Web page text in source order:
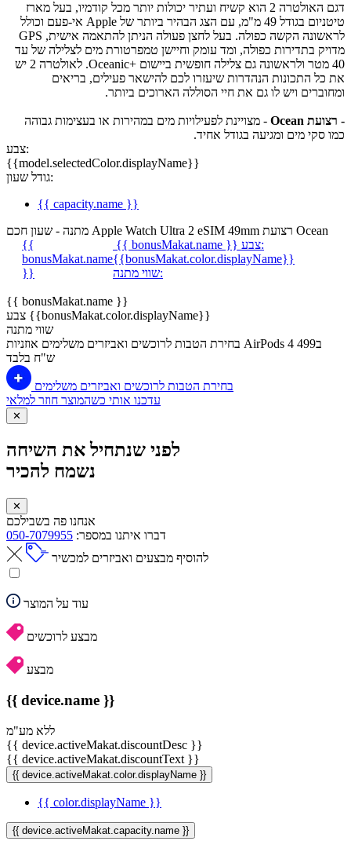
דגם האולטרה 2 הוא קשיח ועתיר יכולות יותר מכל קודמיו, בעל מארז
טיטניום בגודל 49 מ"מ, עם הצג הבהיר ביותר של Apple אי-פעם וכולל
לראשונה הקשה כפולה. בעל לחצן פעולה הניתן להתאמה אישית, GPS
מדויק בתדירות כפולה, ומד עומק וחיישן טמפרטורת מים לצלילה של עד
40 מטר ולראשונה גם צלילה חופשית ביישום +Oceanic. לאולטרה 2 יש
את כל התכונות הנהדרות שיעזרו לכם להישאר פעילים, בריאים
ומחוברים ויש לו גם את חיי הסוללה הארוכים ביותר.
- רצועת Ocean
- מצויינת לפעילויות מים במהירות או בעצימות גבוהה
כמו סקי מים ומגיעה בגודל אחיד.
צבע:
{{model.selectedColor.displayName}}
גודל שעון:
{{ capacity.name }}
מתנה - שעון חכם Apple Watch Ultra 2 eSIM 49mm רצועת Ocean
{{
bonusMakat.name
}}
{{ bonusMakat.name }}
צבע:
{{bonusMakat.color.displayName}}
שווי מתנה:
{{ bonusMakat.name }}
צבע {{bonusMakat.color.displayName}}
שווי מתנה
בחירת הטבות לרוכשים ואביזרים משלימים אוזניות AirPods 4 ב499
ש"ח בלבד
בחירת הטבות לרוכשים ואביזרים משלימים
עדכנו אותי כשהמוצר חוזר למלאי
✕
לפני שנתחיל את השיחה
נשמח להכיר
✕
אנחנו פה בשבילכם
דברו איתנו במספר: 050-7079955
להוסיף מבצעים ואביזרים למכשיר
עוד על המוצר
מבצע לרוכשים
מבצע
{{ device.name }}
ללא מע"מ
{{ device.activeMakat.discountDesc }}
{{ device.activeMakat.discountText }}
{{ device.activeMakat.color.displayName }}
{{ color.displayName }}
{{ device.activeMakat.capacity.name }}